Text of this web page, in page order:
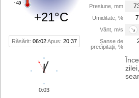
+21°C
Răsărit: 06:02Apus: 20:37
Presiune, mm
Umiditate, %
Vânt, m/s
Șanse de
precipitații, %
0:03